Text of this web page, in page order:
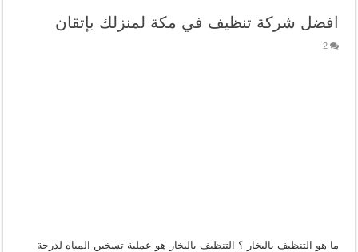
افضل شركة تنظيف في مكة لمنزلك بإتقان
2
ما هو التنظيف بالبخار ؟ التنظيف بالبخار هو عملية تسخين المياه لدرجة